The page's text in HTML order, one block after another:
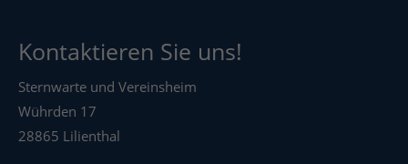
Kontaktieren Sie uns!
Sternwarte und Vereinsheim
Wührden 17
28865 Lilienthal